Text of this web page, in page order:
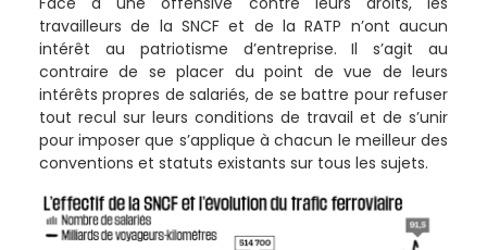
travailleurs de la SNCF et de la RATP n’ont aucun
intérêt au patriotisme d’entreprise. Il s’agit au
contraire de se placer du point de vue de leurs
intérêts propres de salariés, de se battre pour refuser
tout recul sur leurs conditions de travail et de s’unir
pour imposer que s’applique à chacun le meilleur des
conventions et statuts existants sur tous les sujets.